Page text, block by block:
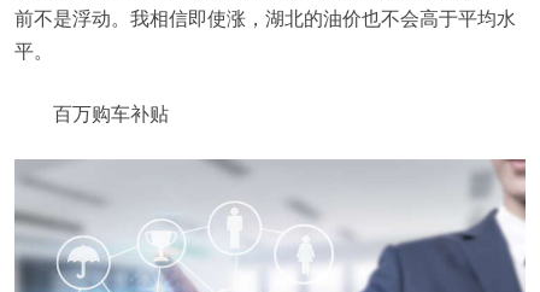
前不是浮动。我相信即使涨，湖北的油价也不会高于平均水
平。
百万购车补贴